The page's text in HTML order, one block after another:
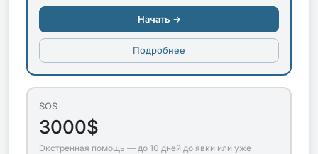
Начать →
Подробнее
SOS
3000$
Экстренная помощь — до 10 дней до явки или уже